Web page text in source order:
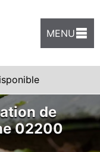
MENU
de
02200